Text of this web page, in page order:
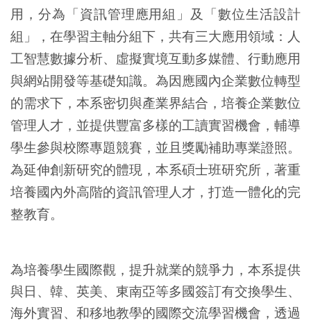
用，分為「資訊管理應用組」及「數位生活設計
組」，在學習主軸分組下，共有三大應用領域：人
工智慧數據分析、虛擬實境互動多媒體、行動應用
與網站開發等基礎知識。為因應國內企業數位轉型
的需求下，本系密切與產業界結合，培養企業數位
管理人才，並提供豐富多樣的工讀實習機會，輔導
學生參與校際專題競賽，並且獎勵補助專業證照。
為延伸創新研究的體現，本系碩士班研究所，著重
培養國內外高階的資訊管理人才，打造一體化的完
整教育。
為培養學生國際觀，提升就業的競爭力，本系提供
與日、韓、英美、東南亞等多國簽訂有交換學生、
海外實習、和移地教學的國際交流學習機會，透過